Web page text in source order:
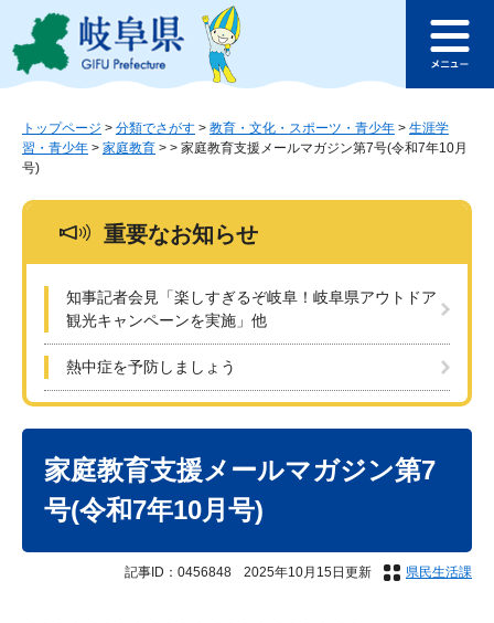
ジ
ュ
このページの本文へ
ュ
トップページ > 分類でさがす > 教育・文化・スポーツ・青少年 > 生涯学
習・青少年 > 家庭教育 > > 家庭教育支援メールマガジン第7号(令和7年10月
号)
重要なお知らせ
知事記者会見「楽しすぎるぞ岐阜！岐阜県アウトドア
観光キャンペーンを実施」他
熱中症を予防しましょう
家庭教育支援メールマガジン第7
号(令和7年10月号)
記事ID：0456848 2025年10月15日更新 県民生活課